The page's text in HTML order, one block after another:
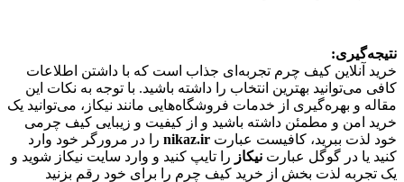
نتیجه‌گیری:
خرید آنلاین کیف چرم تجربه‌ای جذاب است که با داشتن اطلاعات
کافی می‌توانید بهترین انتخاب را داشته باشید. با توجه به نکات این
مقاله و بهره‌گیری از خدمات فروشگاه‌هایی مانند نیکاز، می‌توانید یک
خرید امن و مطمئن داشته باشید و از کیفیت و زیبایی کیف چرمی
خود لذت ببرید، کافیست عبارت nikaz.ir را در مرورگر خود وارد
کنید یا در گوگل عبارت نیکاز را تایپ کنید و وارد سایت نیکاز شوید و
یک تجربه لذت بخش از خرید کیف چرم را برای خود رقم بزنید